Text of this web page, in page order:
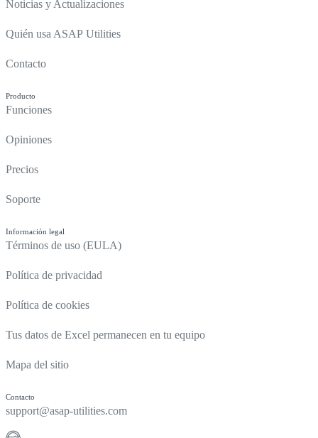
Noticias y Actualizaciones
Quién usa ASAP Utilities
Contacto
Producto
Funciones
Opiniones
Precios
Soporte
Información legal
Términos de uso (EULA)
Política de privacidad
Política de cookies
Tus datos de Excel permanecen en tu equipo
Mapa del sitio
Contacto
support@asap-utilities.com